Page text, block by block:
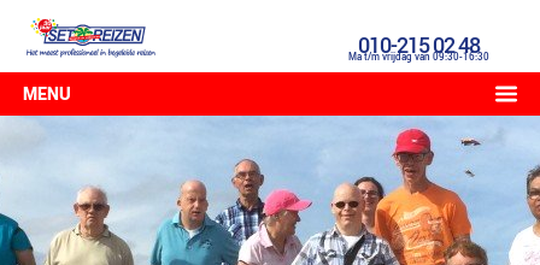
010-215 02 48
Ma t/m vrijdag van 09:30-16:30
MENU